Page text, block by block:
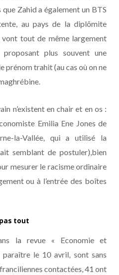
Zahid a également un BTS
au pays de la diplômite
vont tout de même largement
plus souvent une
prénom trahit (au cas où on ne
n’existent en chair et en os :
Emilia Ene Jones de
la-Vallée, qui a utilisé la
semblant de postuler),bien
mesurer le racisme ordinaire
ou à l’entrée des boîtes
tout
la revue « Economie et
paraître le 10 avril, sont sans
contactées, 41 ont